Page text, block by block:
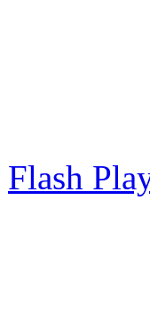
Flash